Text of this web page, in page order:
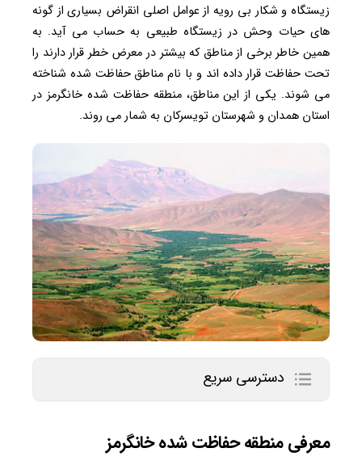
زیستگاه و شکار بی رویه از عوامل اصلی انقراض بسیاری از گونه
های حیات وحش در زیستگاه طبیعی به حساب می آید. به
همین خاطر برخی از مناطق که بیشتر در معرض خطر قرار دارند را
تحت حفاظت قرار داده اند و با نام مناطق حفاظت شده شناخته
می شوند. یکی از این مناطق، منطقه حفاظت شده خانگرمز در
استان همدان و شهرستان تویسرکان به شمار می روند.
دسترسی سریع
معرفی منطقه حفاظت شده خانگرمز